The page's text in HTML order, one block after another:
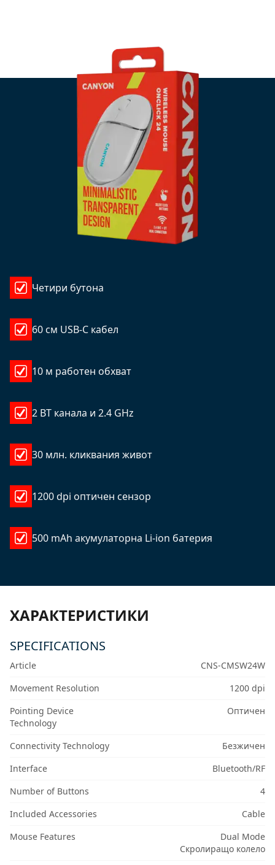
Четири бутона
60 см USB-C кабел
10 м работен обхват
2 BT канала и 2.4 GHz
30 млн. кликвания живот
1200 dpi оптичен сензор
500 mAh акумулаторна Li-ion батерия
ХАРАКТЕРИСТИКИ
SPECIFICATIONS
Article
CNS-CMSW24W
Movement Resolution
1200 dpi
Pointing Device
Technology
Оптичен
Connectivity Technology
Безжичен
Interface
Bluetooth/RF
Number of Buttons
4
Included Accessories
Cable
Mouse Features
Dual Mode
Скролиращо колело